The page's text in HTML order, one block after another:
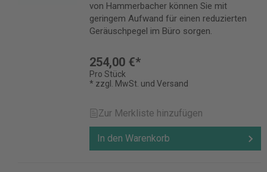
von Hammerbacher können Sie mit
geringem Aufwand für einen reduzierten
Geräuschpegel im Büro sorgen.
254,00 €*
Pro Stück
* zzgl. MwSt. und Versand
Zur Merkliste hinzufügen
In den Warenkorb